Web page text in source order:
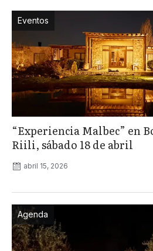
Eventos
“Experiencia Malbec” en
Riili, sábado 18 de abril
abril 15, 2026
Agenda